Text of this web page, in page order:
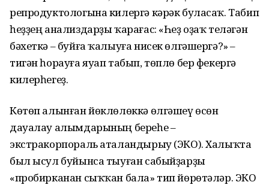
репродуктологына килергә кәрәк буласаҡ. Табип
һеҙҙең анализдарҙы ҡарағас: «Һеҙ оҙаҡ теләгән
бәхеткә – буйға ҡалыуға нисек өлгәшергә?» –
тигән һорауға яуап табып, төплө бер фекергә
килерһегеҙ.
Көтөп алынған йөклөлөккә өлгәшеү өсөн
дауалау алымдарының береһе –
экстракорпораль аталандырыу (ЭКО). Халыҡта
был ысул буйынса тыуған сабыйҙарҙы
«пробирканан сыҡҡан бала» тип йөрөтәләр. ЭКО